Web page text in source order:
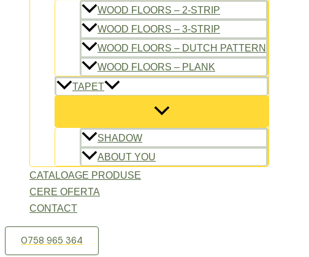
WOOD FLOORS – 2-STRIP
WOOD FLOORS – 3-STRIP
WOOD FLOORS – DUTCH PATTERN
WOOD FLOORS – PLANK
TAPET
SHADOW
ABOUT YOU
CATALOAGE PRODUSE
CERE OFERTA
CONTACT
0758 965 364